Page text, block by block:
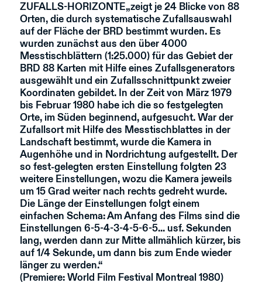
ZUFALLS-HORIZONTE„zeigt je 24 Blicke von 88
Orten, die durch systematische Zufallsauswahl
auf der Fläche der BRD bestimmt wurden. Es
wurden zunächst aus den über 4000
Messtischblättern (1:25.000) für das Gebiet der
BRD 88 Karten mit Hilfe eines Zufallsgenerators
ausgewählt und ein Zufallsschnittpunkt zweier
Koordinaten gebildet. In der Zeit von März 1979
bis Februar 1980 habe ich die so festgelegten
Orte, im Süden beginnend, aufgesucht. War der
Zufallsort mit Hilfe des Messtischblattes in der
Landschaft bestimmt, wurde die Kamera in
Augenhöhe und in Nordrichtung aufgestellt. Der
so fest-gelegten ersten Einstellung folgten 23
weitere Einstellungen, wozu die Kamera jeweils
um 15 Grad weiter nach rechts gedreht wurde.
Die Länge der Einstellungen folgt einem
einfachen Schema: Am Anfang des Films sind die
Einstellungen 6-5-4-3-4-5-6-5... usf. Sekunden
lang, werden dann zur Mitte allmählich kürzer, bis
auf 1/4 Sekunde, um dann bis zum Ende wieder
länger zu werden.“
(Premiere: World Film Festival Montreal 1980)